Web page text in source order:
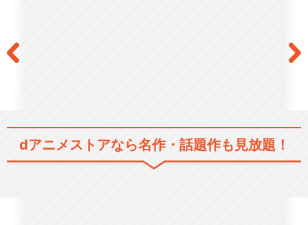
BanG Dream! Morfonicati…
dアニメストアなら名作・話題作も見放題！